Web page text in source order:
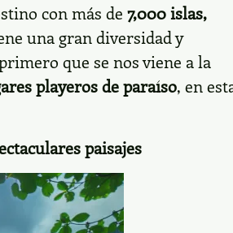
con más de 7,000 islas,
una gran diversidad y
que se nos viene a la
playeros de paraíso, en
paisajes